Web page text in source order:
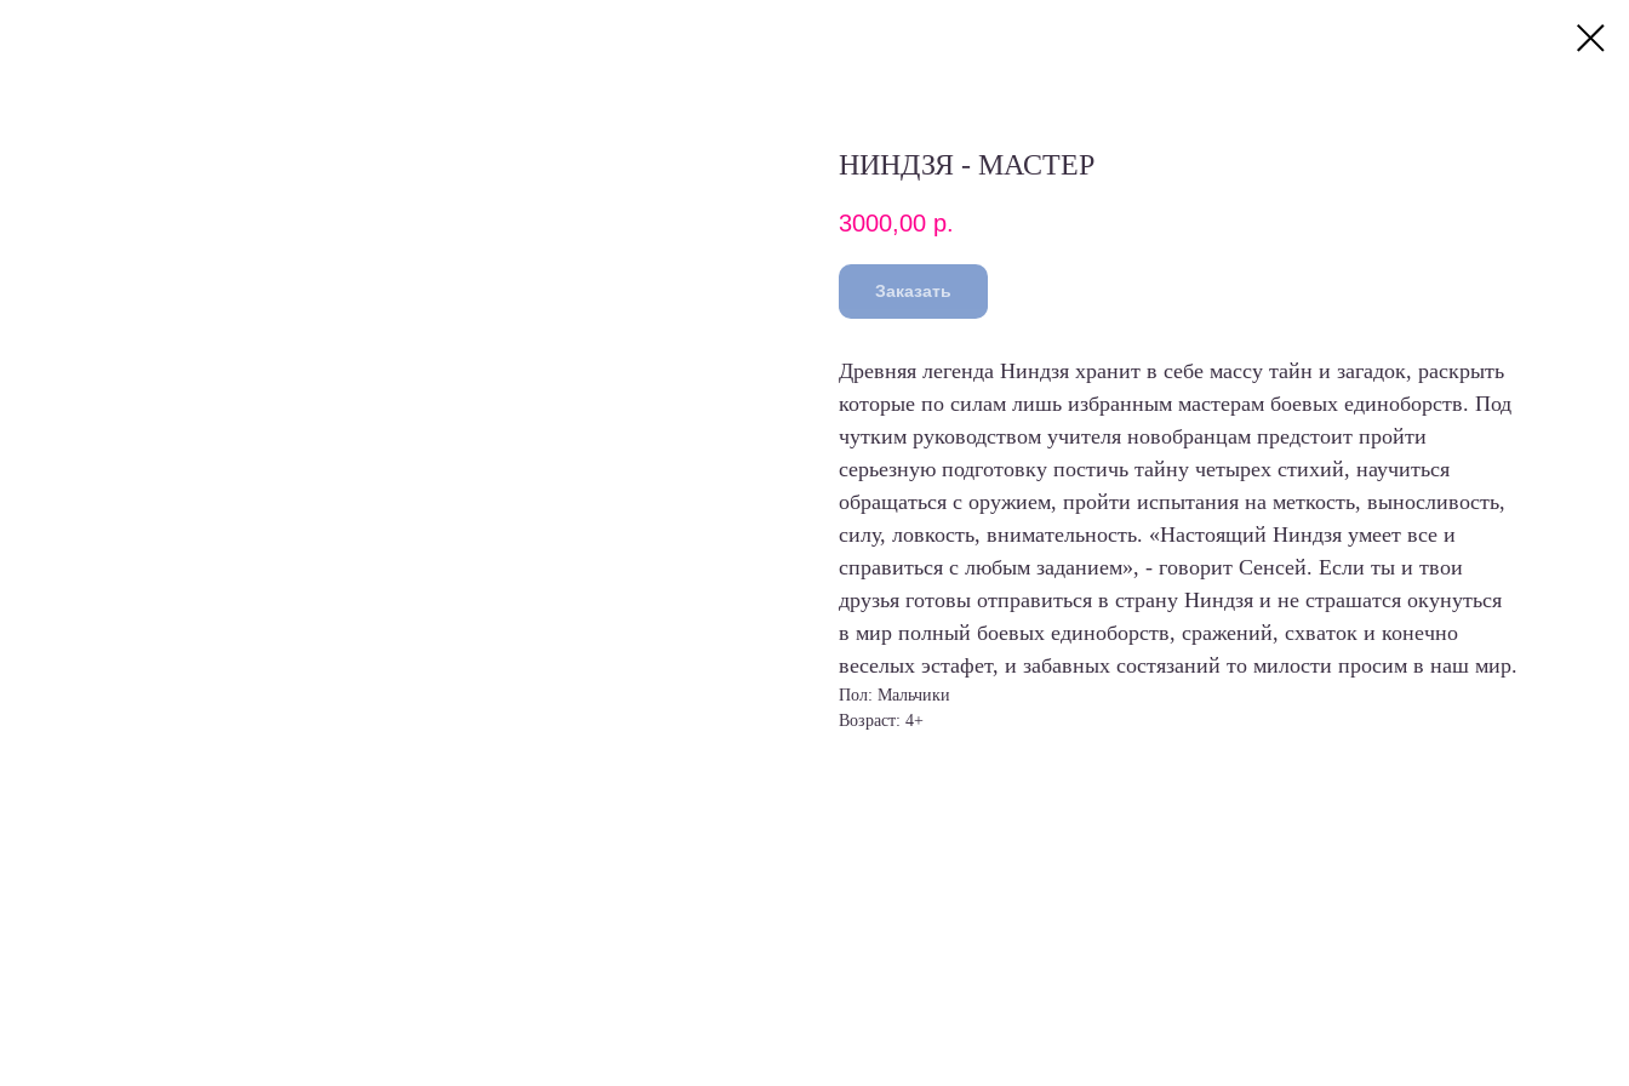
НИНДЗЯ - МАСТЕР
3000,00 р.
Заказать
Древняя легенда Ниндзя хранит в себе массу тайн и загадок, раскрыть
которые по силам лишь избранным мастерам боевых единоборств. Под
чутким руководством учителя новобранцам предстоит пройти
серьезную подготовку постичь тайну четырех стихий, научиться
обращаться с оружием, пройти испытания на меткость, выносливость,
силу, ловкость, внимательность. «Настоящий Ниндзя умеет все и
справиться с любым заданием», - говорит Сенсей. Если ты и твои
друзья готовы отправиться в страну Ниндзя и не страшатся окунуться
в мир полный боевых единоборств, сражений, схваток и конечно
веселых эстафет, и забавных состязаний то милости просим в наш мир.
Пол: Мальчики
Возраст: 4+